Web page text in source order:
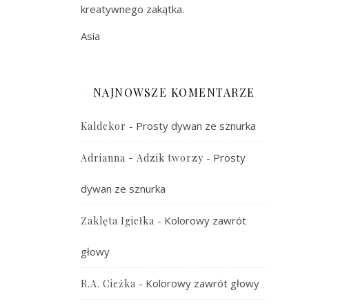
kreatywnego zakątka.
Asia
NAJNOWSZE KOMENTARZE
Kaldekor - Prosty dywan ze sznurka
Adrianna - Adzik tworzy - Prosty
dywan ze sznurka
Zaklęta Igiełka - Kolorowy zawrót
głowy
R.A. Cieżka - Kolorowy zawrót głowy